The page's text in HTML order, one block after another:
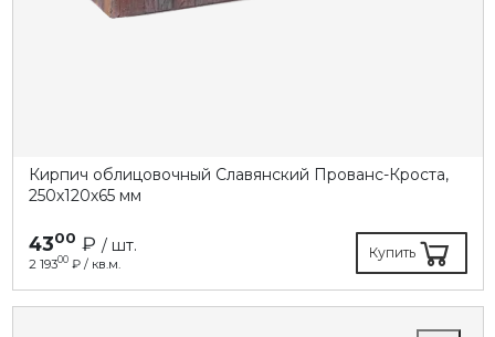
Кирпич облицовочный Славянский Прованс-Кроста,
250х120х65 мм
4300 ₽ / шт.
2 19300₽ / кв.м.
Купить